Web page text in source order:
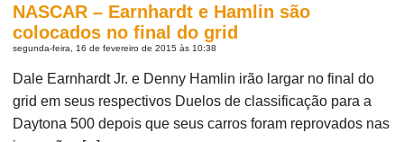
NASCAR – Earnhardt e Hamlin são
colocados no final do grid
segunda-feira, 16 de fevereiro de 2015 às 10:38
Dale Earnhardt Jr. e Denny Hamlin irão largar no final do
grid em seus respectivos Duelos de classificação para a
Daytona 500 depois que seus carros foram reprovados nas